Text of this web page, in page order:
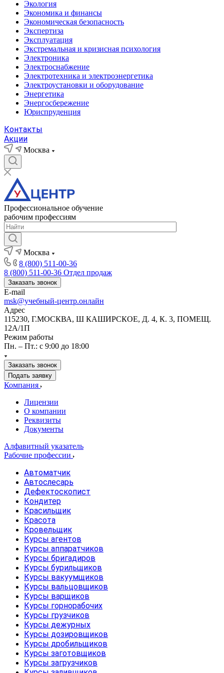
Экология
Экономика и финансы
Экономическая безопасность
Экспертиза
Эксплуатация
Экстремальная и кризисная психология
Электроника
Электроснабжение
Электротехника и электроэнергетика
Электроустановки и оборудование
Энергетика
Энергосбережение
Юриспруденция
Контакты
Акции
Москва
Профессиональное обучение
рабочим профессиям
Москва
8 (800) 511-00-36
8 (800) 511-00-36 Отдел продаж
Заказать звонок
E-mail
msk@учебный-центр.онлайн
Адрес
115230, Г.МОСКВА, Ш КАШИРСКОЕ, Д. 4, К. 3, ПОМЕЩ.
12А/1П
Режим работы
Пн. – Пт.: с 9:00 до 18:00
Заказать звонок
Подать заявку
Компания
Лицензии
О компании
Реквизиты
Документы
Алфавитный указатель
Рабочие профессии
Автоматчик
Автослесарь
Дефектоскопист
Кондитер
Красильщик
Красота
Кровельщик
Курсы агентов
Курсы аппаратчиков
Курсы бригадиров
Курсы бурильщиков
Курсы вакуумщиков
Курсы вальцовщиков
Курсы варщиков
Курсы горнорабочих
Курсы грузчиков
Курсы дежурных
Курсы дозировщиков
Курсы дробильщиков
Курсы заготовщиков
Курсы загрузчиков